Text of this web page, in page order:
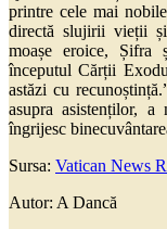
printre cele mai
directă slujirii vieții
moașe eroice, Șifra
începutul Cărții
astăzi cu
asupra asistenților,
îngrijesc
Sursa: Vatican News
Autor: A Dancă